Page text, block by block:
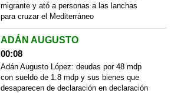
migrante y ató a personas a las lanchas
para cruzar el Mediterráneo
ADÁN AUGUSTO
00:08
Adán Augusto López: deudas por 48 mdp
con sueldo de 1.8 mdp y sus bienes que
desaparecen de declaración en declaración